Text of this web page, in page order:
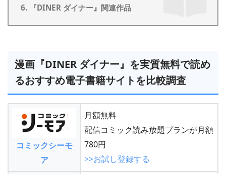
『DINER ダイナー』関連作品
漫画『DINER ダイナー』を実質無料で読め
るおすすめ電子書籍サイトを比較調査
コミックシーモ
ア
月額無料
配信コミック読み放題プランが月額
780円
>>お試し登録する